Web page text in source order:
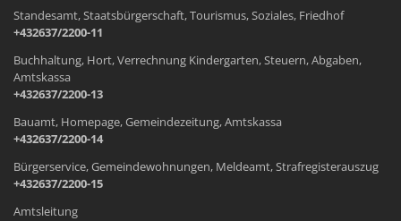
Standesamt, Staatsbürgerschaft, Tourismus, Soziales, Friedhof
+432637/2200-11
Buchhaltung, Hort, Verrechnung Kindergarten, Steuern, Abgaben,
Amtskassa
+432637/2200-13
Bauamt, Homepage, Gemeindezeitung, Amtskassa
+432637/2200-14
Bürgerservice, Gemeindewohnungen, Meldeamt, Strafregisterauszug
+432637/2200-15
Amtsleitung